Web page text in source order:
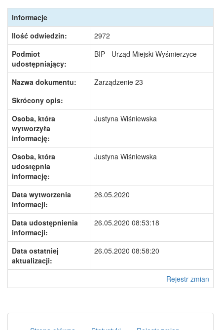
Informacje
Ilość odwiedzin:
2972
Podmiot
udostępniający:
BIP - Urząd Miejski Wyśmierzyce
Nazwa dokumentu:
Zarządzenie 23
Skrócony opis:
Osoba, która
wytworzyła
informację:
Justyna Wiśniewska
Osoba, która
udostępnia
informację:
Justyna Wiśniewska
Data wytworzenia
informacji:
26.05.2020
Data udostępnienia
informacji:
26.05.2020 08:53:18
Data ostatniej
aktualizacji:
26.05.2020 08:58:20
Rejestr zmian